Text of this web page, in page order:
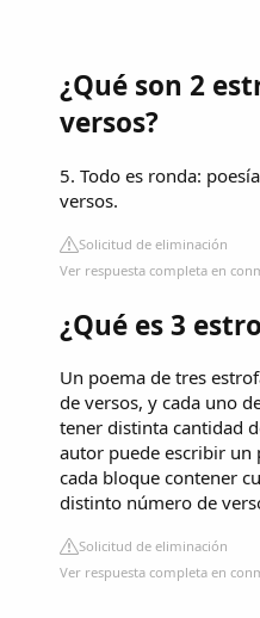
¿Qué son 2
versos?
5. Todo es ronda:
versos.
Solicitud de eliminación
Ver respuesta completa en
¿Qué es 3
Un poema de tres
de versos, y cada uno
tener distinta cantidad
autor puede escribir un
cada bloque contener
distinto número de
Solicitud de eliminación
Ver respuesta completa en